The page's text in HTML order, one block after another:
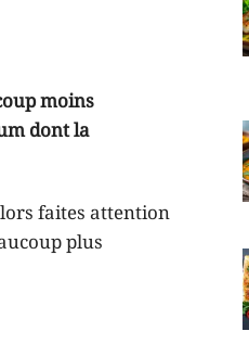
moins
dont la
faites attention
plus